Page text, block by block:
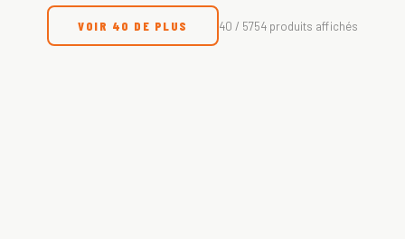
VOIR 40 DE PLUS 40 / 5754 produits affichés